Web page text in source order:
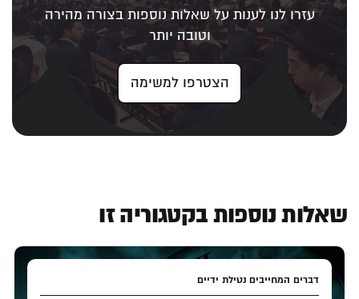
עזרו לנו לענות על שאלות נוספות בצורה מהירה
וטובה יותר
הצטרפו למשימה
שאלות נוספות בקטגוריה זו
דברים המחייבים נטילת ידיים